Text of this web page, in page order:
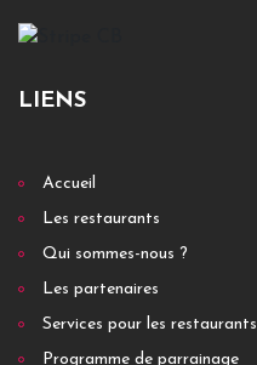
LIENS
Accueil
Les restaurants
Qui sommes-nous ?
Les partenaires
Services pour les restaurants
Programme de parrainage